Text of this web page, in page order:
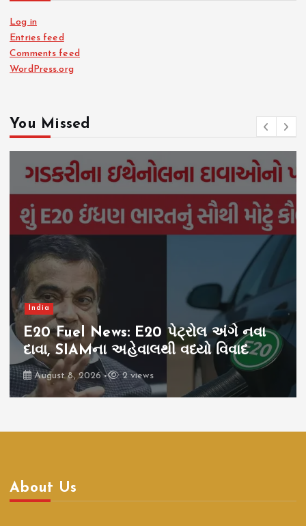
Log in
Entries feed
Comments feed
WordPress.org
You Missed
India
E20 Fuel News: E20 પેટ્રોલ અંગે નવા
દાવા, SIAMના અહેવાલથી વધ્યો વિવાદ
August 8, 2026 2 views
About Us